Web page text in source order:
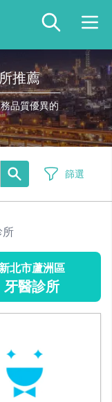
推薦
品質優異的
篩選
所
新北市蘆洲區
牙醫診所